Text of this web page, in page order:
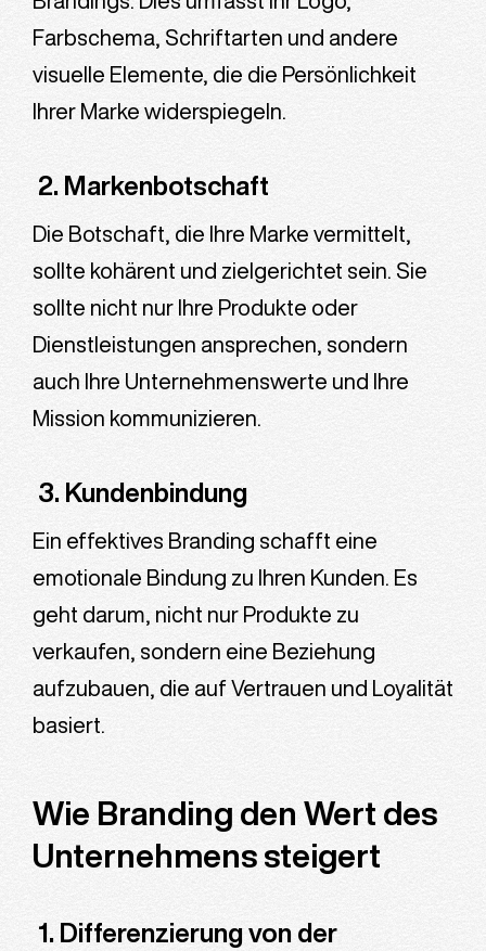
Farbschema, Schriftarten und andere
visuelle Elemente, die die Persönlichkeit
Ihrer Marke widerspiegeln.
2. Markenbotschaft
Die Botschaft, die Ihre Marke vermittelt,
sollte kohärent und zielgerichtet sein. Sie
sollte nicht nur Ihre Produkte oder
Dienstleistungen ansprechen, sondern
auch Ihre Unternehmenswerte und Ihre
Mission kommunizieren.
3. Kundenbindung
Ein effektives Branding schafft eine
emotionale Bindung zu Ihren Kunden. Es
geht darum, nicht nur Produkte zu
verkaufen, sondern eine Beziehung
aufzubauen, die auf Vertrauen und Loyalität
basiert.
Wie Branding den Wert des
Unternehmens steigert
1. Differenzierung von der